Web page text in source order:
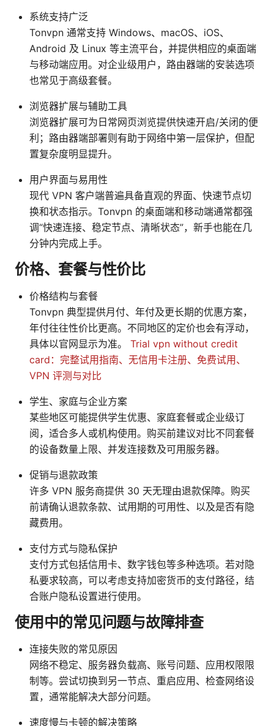
系统支持广泛
Tonvpn 通常支持 Windows、macOS、iOS、
Android 及 Linux 等主流平台，并提供相应的桌面端
与移动端应用。对企业级用户，路由器端的安装选项
也常见于高级套餐。
浏览器扩展与辅助工具
浏览器扩展可为日常网页浏览提供快速开启/关闭的便
利；路由器端部署则有助于网络中第一层保护，但配
置复杂度明显提升。
用户界面与易用性
现代 VPN 客户端普遍具备直观的界面、快速节点切
换和状态指示。Tonvpn 的桌面端和移动端通常都强
调“快速连接、稳定节点、清晰状态”，新手也能在几
分钟内完成上手。
价格、套餐与性价比
价格结构与套餐
Tonvpn 典型提供月付、年付及更长期的优惠方案，
年付往往性价比更高。不同地区的定价也会有浮动，
具体以官网显示为准。 Trial vpn without credit
card：完整试用指南、无信用卡注册、免费试用、
VPN 评测与对比
学生、家庭与企业方案
某些地区可能提供学生优惠、家庭套餐或企业级订
阅，适合多人或机构使用。购买前建议对比不同套餐
的设备数量上限、并发连接数及可用服务器。
促销与退款政策
许多 VPN 服务商提供 30 天无理由退款保障。购买
前请确认退款条款、试用期的可用性、以及是否有隐
藏费用。
支付方式与隐私保护
支付方式包括信用卡、数字钱包等多种选项。若对隐
私要求较高，可以考虑支持加密货币的支付路径，结
合账户隐私设置进行使用。
使用中的常见问题与故障排查
连接失败的常见原因
网络不稳定、服务器负载高、账号问题、应用权限限
制等。尝试切换到另一节点、重启应用、检查网络设
置，通常能解决大部分问题。
速度慢与卡顿的解决策略